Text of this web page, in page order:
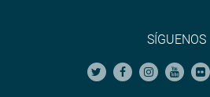
SÍGUENOS